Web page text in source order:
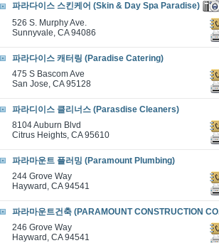
파라다이스 스킨케어 (Skin & Day Spa Paradise)
526 S. Murphy Ave.
Sunnyvale, CA 94086
파라다이스 캐터링 (Paradise Catering)
475 S Bascom Ave
San Jose, CA 95128
파라디이스 클리너스 (Parasdise Cleaners)
8104 Auburn Blvd
Citrus Heights, CA 95610
파라마운트 플러밍 (Paramount Plumbing)
244 Grove Way
Hayward, CA 94541
파라마운트건축 (PARAMOUNT CONSTRUCTION
246 Grove Way
Hayward, CA 94541